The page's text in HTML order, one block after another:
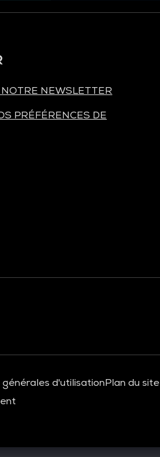
NEWSLETTER
PRÉFÉRENCES DE
générales d'utilisationPlan du site